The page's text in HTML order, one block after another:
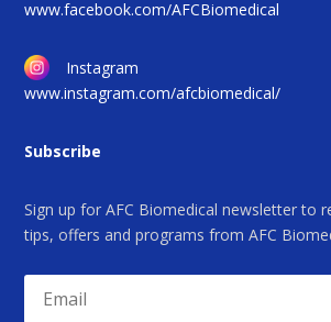
www.facebook.com/AFCBiomedical
Instagram
www.instagram.com/afcbiomedical/
Subscribe
Sign up for AFC Biomedical newsletter to
tips, offers and programs from AFC